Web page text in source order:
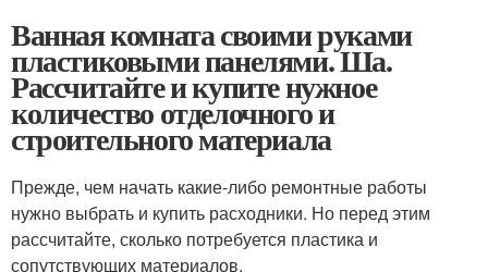
Ванная комната своими руками
пластиковыми панелями. Ша.
Рассчитайте и купите нужное
количество отделочного и
строительного материала
Прежде, чем начать какие-либо ремонтные работы
нужно выбрать и купить расходники. Но перед этим
рассчитайте, сколько потребуется пластика и
сопутствующих материалов.